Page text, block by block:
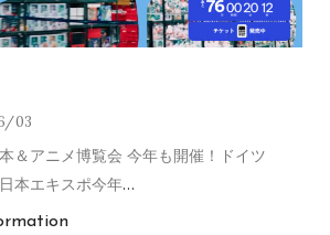
03
＆アニメ博覧会 今年も開催！ドイツ
本エキスポ今年…